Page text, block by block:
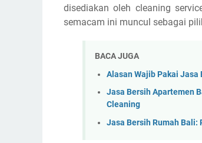
disediakan oleh cleaning
semacam ini muncul sebagai
BACA JUGA
Alasan Wajib Pakai Jasa
Jasa Bersih Apartemen
Cleaning
Jasa Bersih Rumah Bali: